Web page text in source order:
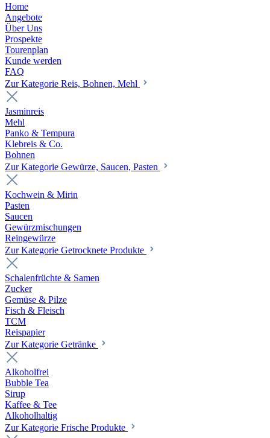
Home
Angebote
Über Uns
Prospekte
Tourenplan
Kunde werden
FAQ
Zur Kategorie Reis, Bohnen, Mehl
Jasminreis
Mehl
Panko & Tempura
Klebreis & Co.
Bohnen
Zur Kategorie Gewürze, Saucen, Pasten
Kochwein & Mirin
Pasten
Saucen
Gewürzmischungen
Reingewürze
Zur Kategorie Getrocknete Produkte
Schalenfrüchte & Samen
Zucker
Gemüse & Pilze
Fisch & Fleisch
TCM
Reispapier
Zur Kategorie Getränke
Alkoholfrei
Bubble Tea
Sirup
Kaffee & Tee
Alkoholhaltig
Zur Kategorie Frische Produkte